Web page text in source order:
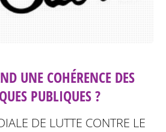
UNE COHÉRENCE DES
PUBLIQUES ?
DE LUTTE CONTRE LE